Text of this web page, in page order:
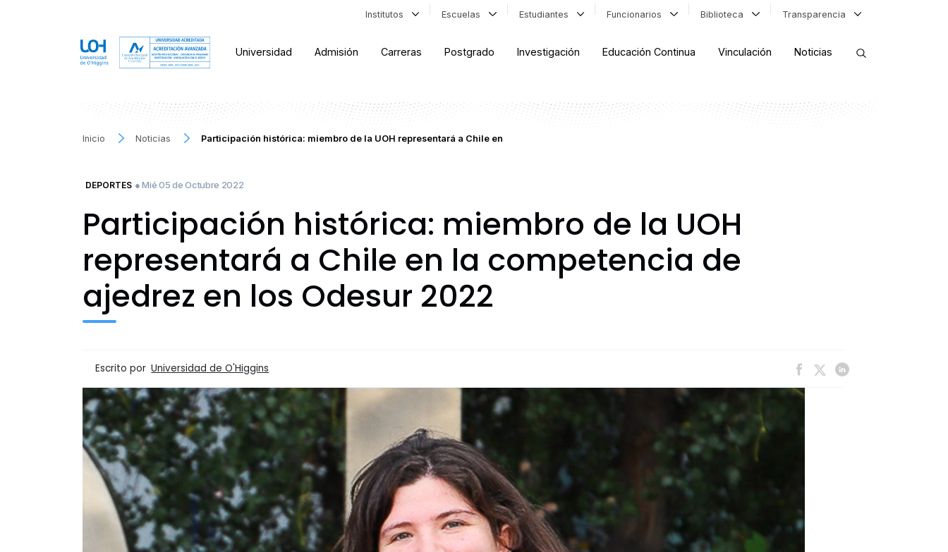
Institutos Escuelas Estudiantes Funcionarios Biblioteca Transparencia
Universidad Admisión Carreras Postgrado Investigación Educación Continua Vinculación Noticias
Inicio Noticias Participación histórica: miembro de la UOH representará a Chile en
DEPORTES ● Mié 05 de Octubre 2022
Participación histórica: miembro de la UOH
representará a Chile en la competencia de
ajedrez en los Odesur 2022
Escrito por Universidad de O'Higgins